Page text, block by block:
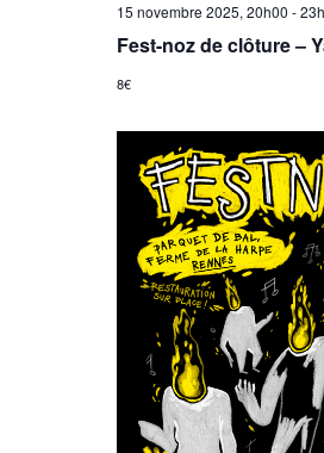
15 novembre 2025, 20h00 -
Fest-noz de clôture –
8€